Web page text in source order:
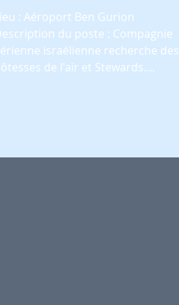
: Aéroport Ben Gurion
du poste : Compagnie
israélienne recherche des
de l'air et Stewards.